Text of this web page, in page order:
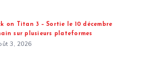
on Titan 3 – Sortie le 10 décembre
sur plusieurs plateformes
3, 2026